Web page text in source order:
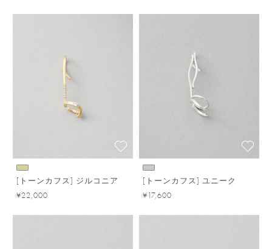
[トーンカフス] ジルコニア
¥22,000
[トーンカフス] ユニーク
¥17,600